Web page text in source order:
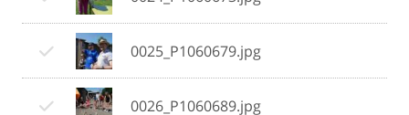
0025_P1060679.jpg
0026_P1060689.jpg